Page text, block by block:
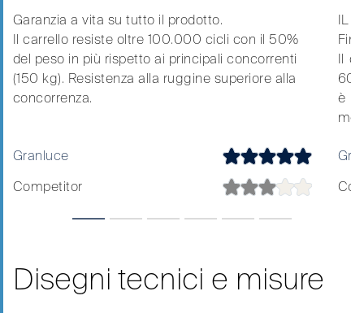
Garanzia a vita su tutto il prodotto.
Il carrello resiste oltre 100.000 cicli con il 50%
del peso in più rispetto ai principali concorrenti
(150 kg). Resistenza alla ruggine superiore alla
concorrenza.
Granluce
Competitor
IL
Il
è
Disegni tecnici e misure